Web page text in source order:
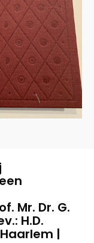
Mr. Dr. G.
H.D.
|